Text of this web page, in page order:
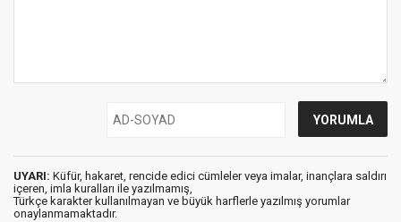
UYARI: Küfür, hakaret, rencide edici cümleler veya imalar, inançlara saldırı
içeren, imla kuralları ile yazılmamış,
Türkçe karakter kullanılmayan ve büyük harflerle yazılmış yorumlar
onaylanmamaktadır.